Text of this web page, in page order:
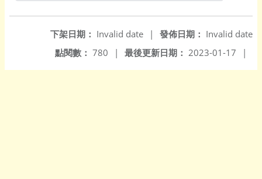
發佈日期： Invalid date
下架日期： Invalid date
|
最後更新日期： 2023-01-17 |
點閱數： 780 |